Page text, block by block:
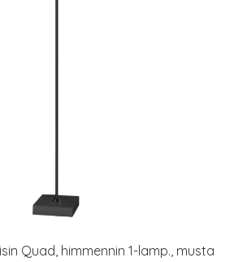
Quad, himmennin 1-lamp., musta